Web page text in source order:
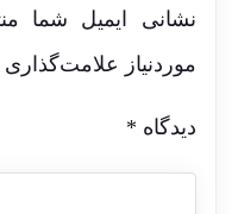
نشانی ایمیل شما
موردنیاز
دیدگاه *